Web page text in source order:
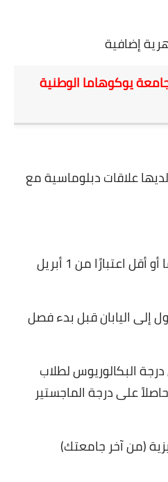
يوكوهاما الوطنية
علاقات دبلوماسية مع
- أن تبلغ من العمر 34 عامًا أو أقل اعتبارًا من 1 أبريل
إلى اليابان قبل بدء فصل
البكالوريوس لطلاب
على درجة الماجستير
(من آخر جامعتك)